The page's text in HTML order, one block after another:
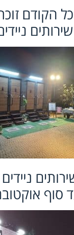
הקודם
אוקטובר